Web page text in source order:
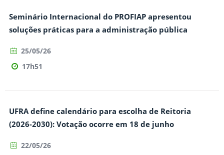
Seminário Internacional do PROFIAP apresentou
soluções práticas para a administração pública
25/05/26
17h51
UFRA define calendário para escolha de Reitoria
(2026-2030): Votação ocorre em 18 de junho
22/05/26